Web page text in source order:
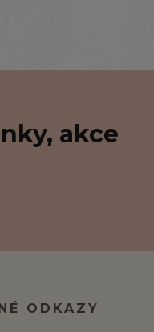
akce
ODKAZY